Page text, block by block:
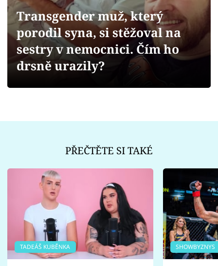
Videa
Sledujte prima+
Transgender muž, který
porodil syna, si stěžoval na
sestry v nemocnici. Čím ho
drsně urazily?
PŘEČTĚTE SI TAKÉ
TADEÁŠ KUBĚNKA SHOWBYZNYS